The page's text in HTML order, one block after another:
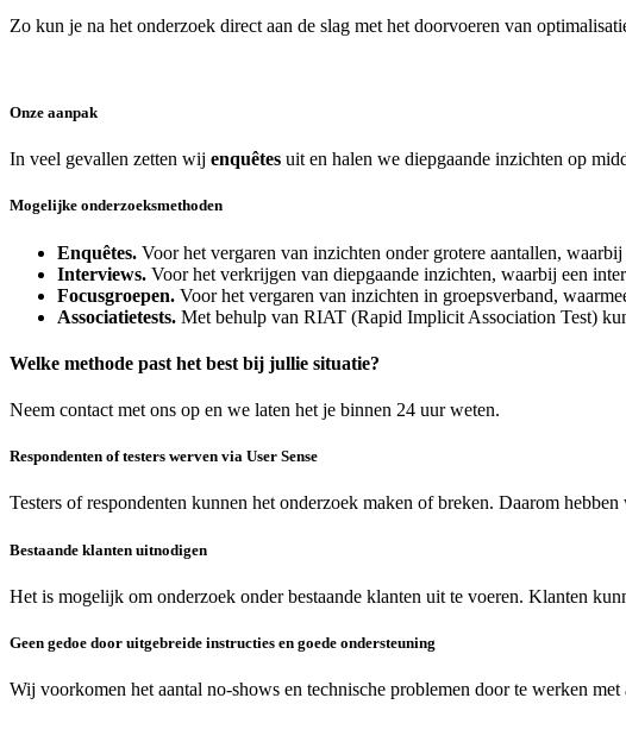
Zo kun je na het onderzoek direct aan de slag met het doorvoeren van
Onze aanpak
In veel gevallen zetten wij enquêtes uit en halen we diepgaande inzichten op
Mogelijke onderzoeksmethoden
Enquêtes. Voor het vergaren van inzichten onder grotere aantallen,
Interviews. Voor het verkrijgen van diepgaande inzichten, waarbij een
Focusgroepen. Voor het vergaren van inzichten in groepsverband,
Associatietests. Met behulp van RIAT (Rapid Implicit Association Test)
Welke methode past het best bij jullie situatie?
Neem contact met ons op en we laten het je binnen 24 uur weten.
Respondenten of testers werven via User Sense
Testers of respondenten kunnen het onderzoek maken of breken. Daarom
Bestaande klanten uitnodigen
Het is mogelijk om onderzoek onder bestaande klanten uit te voeren. Klanten
Geen gedoe door uitgebreide instructies en goede ondersteuning
Wij voorkomen het aantal no-shows en technische problemen door te werken